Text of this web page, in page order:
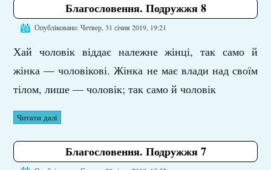
Благословення. Подружжя 8
Опубліковано: Четвер, 31 січня 2019, 19:21
Хай чоловік віддає належне жінці, так само й
жінка — чоловікові. Жінка не має влади над своїм
тілом, лише — чоловік; так само й чоловік
Читати далі
Благословення. Подружжя 7